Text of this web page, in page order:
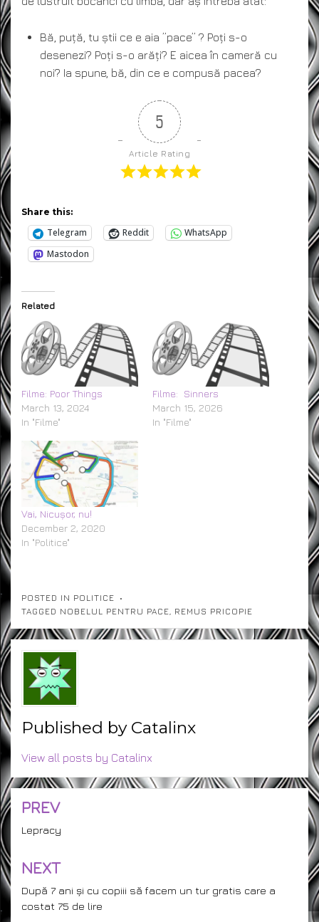
Bă, puță, tu știi ce e aia ”pace” ? Poți s-o
desenezi? Poți s-o arăți? E aicea în cameră cu
noi? Ia spune, bă, din ce e compusă pacea?
5
Article Rating
Share this:
Telegram Reddit
WhatsApp
Mastodon
Related
Filme: Poor Things
March 13, 2024
In "Filme"
Filme: Sinners
March 15, 2026
In "Filme"
Vai, Nicușor, nu!
December 2, 2020
In "Politice"
POSTED IN POLITICE
TAGGED NOBELUL PENTRU PACE, REMUS PRICOPIE
Published by Catalinx
View all posts by Catalinx
Post
navigation
PREV
Lepracy
NEXT
După 7 ani și cu copiii să facem un tur gratis care a
costat 75 de lire